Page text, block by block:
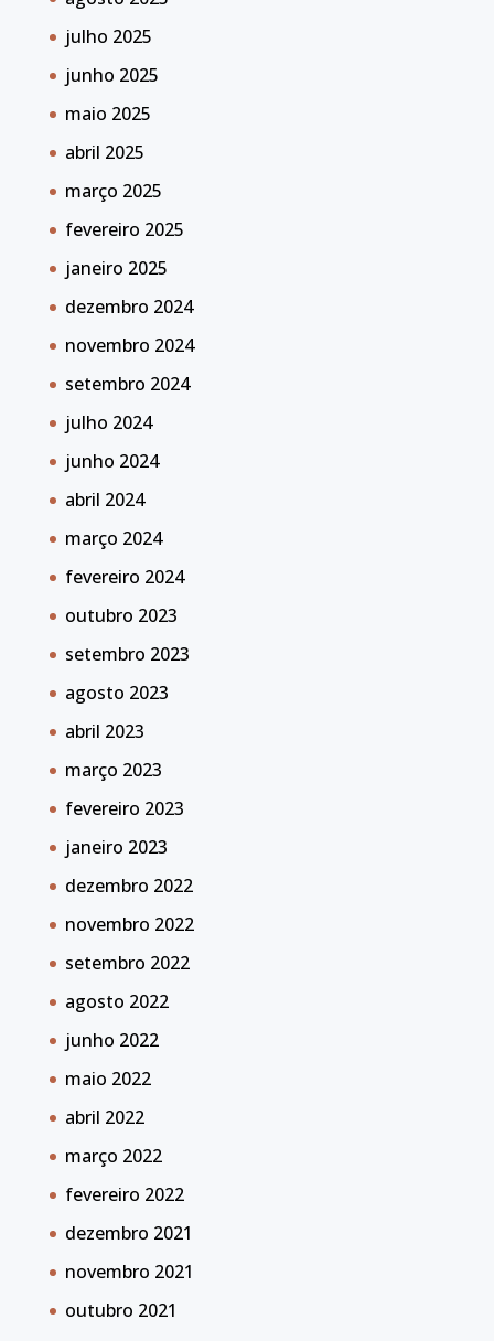
julho 2025
junho 2025
maio 2025
abril 2025
março 2025
fevereiro 2025
janeiro 2025
dezembro 2024
novembro 2024
setembro 2024
julho 2024
junho 2024
abril 2024
março 2024
fevereiro 2024
outubro 2023
setembro 2023
agosto 2023
abril 2023
março 2023
fevereiro 2023
janeiro 2023
dezembro 2022
novembro 2022
setembro 2022
agosto 2022
junho 2022
maio 2022
abril 2022
março 2022
fevereiro 2022
dezembro 2021
novembro 2021
outubro 2021